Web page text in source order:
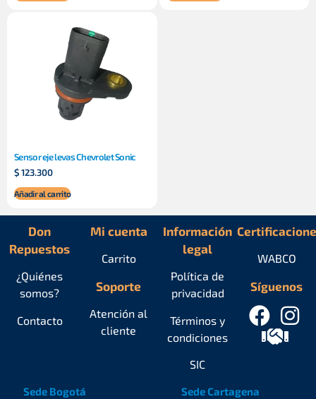
Sensor eje levas Chevrolet Sonic
$123.300
Añadir al carrito
Don
Repuestos
¿Quiénes
somos?
Contacto
Mi cuenta
Carrito
Soporte
Atención al
cliente
Información
legal
Política de
privacidad
Términos y
condiciones
SIC
Síguenos
WABCO
Sede Bogotá Sede Cartagena